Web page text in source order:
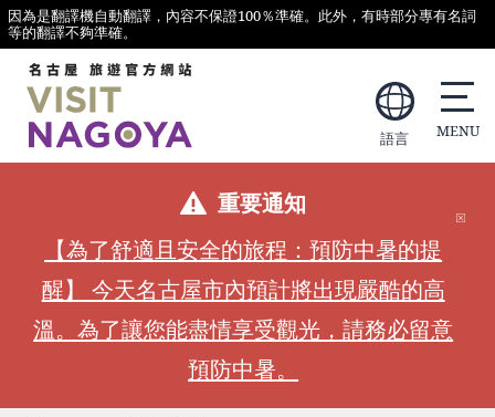
因為是翻譯機自動翻譯，內容不保證100％準確。此外，有時部分專有名詞
等的翻譯不夠準確。
語言
重要通知
【為了舒適且安全的旅程：預防中暑的提
醒】 今天名古屋市內預計將出現嚴酷的高
溫。為了讓您能盡情享受觀光，請務必留意
預防中暑。